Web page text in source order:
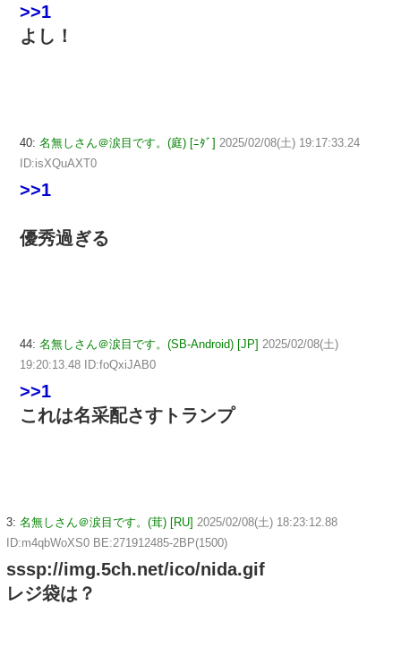
>>1
よし！
40: 名無しさん＠涙目です。(庭) [ﾆﾀﾞ] 2025/02/08(土) 19:17:33.24
ID:isXQuAXT0
>>1
優秀過ぎる
44: 名無しさん＠涙目です。(SB-Android) [JP] 2025/02/08(土)
19:20:13.48 ID:foQxiJAB0
>>1
これは名采配さすトランプ
3: 名無しさん＠涙目です。(茸) [RU] 2025/02/08(土) 18:23:12.88
ID:m4qbWoXS0 BE:271912485-2BP(1500)
sssp://img.5ch.net/ico/nida.gif
レジ袋は？